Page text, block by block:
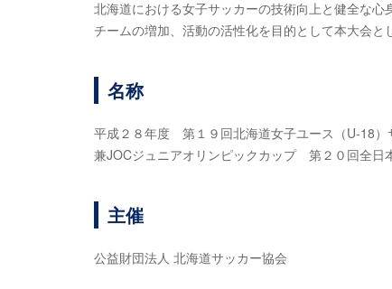
北海道における女子サッカーの技術向上と健全な
チームの増加、活動の活性化を目的として本大会と
名称
平成２８年度 第１９回北海道女子ユース（U-18）
兼JOCジュニアオリンピックカップ 第２０回全日
主催
公益財団法人 北海道サッカー協会